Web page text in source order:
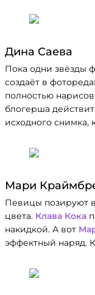
Дина Саева
Пока одни звёзды
создаёт в
полностью
блогерша
исходного снимка,
Мари
Певицы позируют в
цвета. Клава Кока
накидкой. А вот
эффектный наряд.